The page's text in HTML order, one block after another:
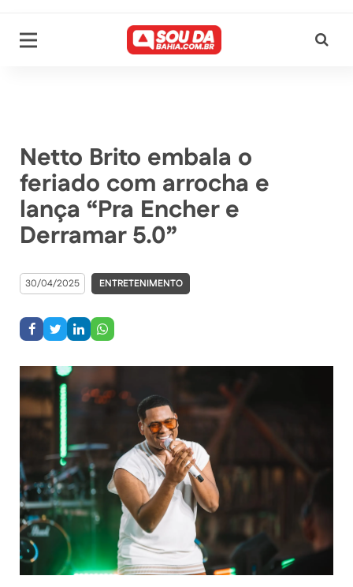
Netto Brito embala o
feriado com arrocha e
lança “Pra Encher e
Derramar 5.0”
30/04/2025 ENTRETENIMENTO